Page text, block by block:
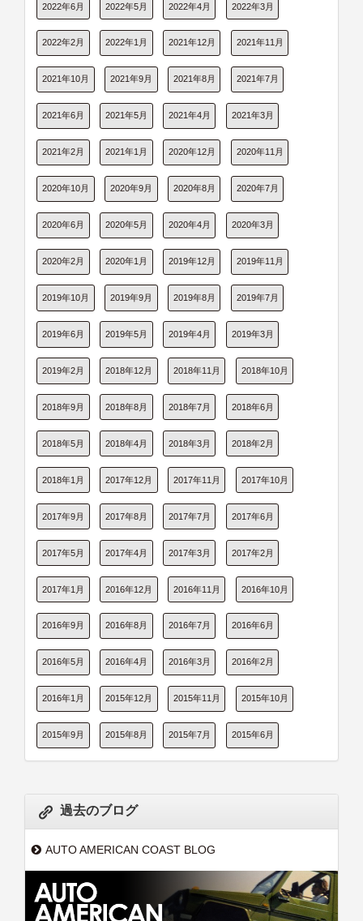
2022年6月 2022年5月 2022年4月 2022年3月
2022年2月 2022年1月 2021年12月 2021年11月
2021年10月 2021年9月 2021年8月 2021年7月
2021年6月 2021年5月 2021年4月 2021年3月
2021年2月 2021年1月 2020年12月 2020年11月
2020年10月 2020年9月 2020年8月 2020年7月
2020年6月 2020年5月 2020年4月 2020年3月
2020年2月 2020年1月 2019年12月 2019年11月
2019年10月 2019年9月 2019年8月 2019年7月
2019年6月 2019年5月 2019年4月 2019年3月
2019年2月 2018年12月 2018年11月 2018年10月
2018年9月 2018年8月 2018年7月 2018年6月
2018年5月 2018年4月 2018年3月 2018年2月
2018年1月 2017年12月 2017年11月 2017年10月
2017年9月 2017年8月 2017年7月 2017年6月
2017年5月 2017年4月 2017年3月 2017年2月
2017年1月 2016年12月 2016年11月 2016年10月
2016年9月 2016年8月 2016年7月 2016年6月
2016年5月 2016年4月 2016年3月 2016年2月
2016年1月 2015年12月 2015年11月 2015年10月
2015年9月 2015年8月 2015年7月 2015年6月
過去のブログ
AUTO AMERICAN COAST BLOG